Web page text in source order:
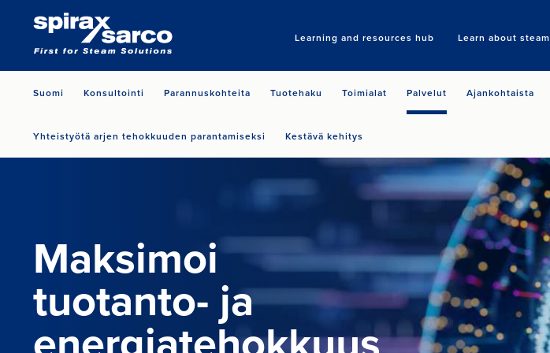
Learning and resources hub Learn about steam
Suomi Konsultointi Parannuskohteita Tuotehaku Toimialat Palvelut Ajankohtaista
Yhteistyötä arjen tehokkuuden parantamiseksi Kestävä kehitys
Maksimoi
tuotanto- ja